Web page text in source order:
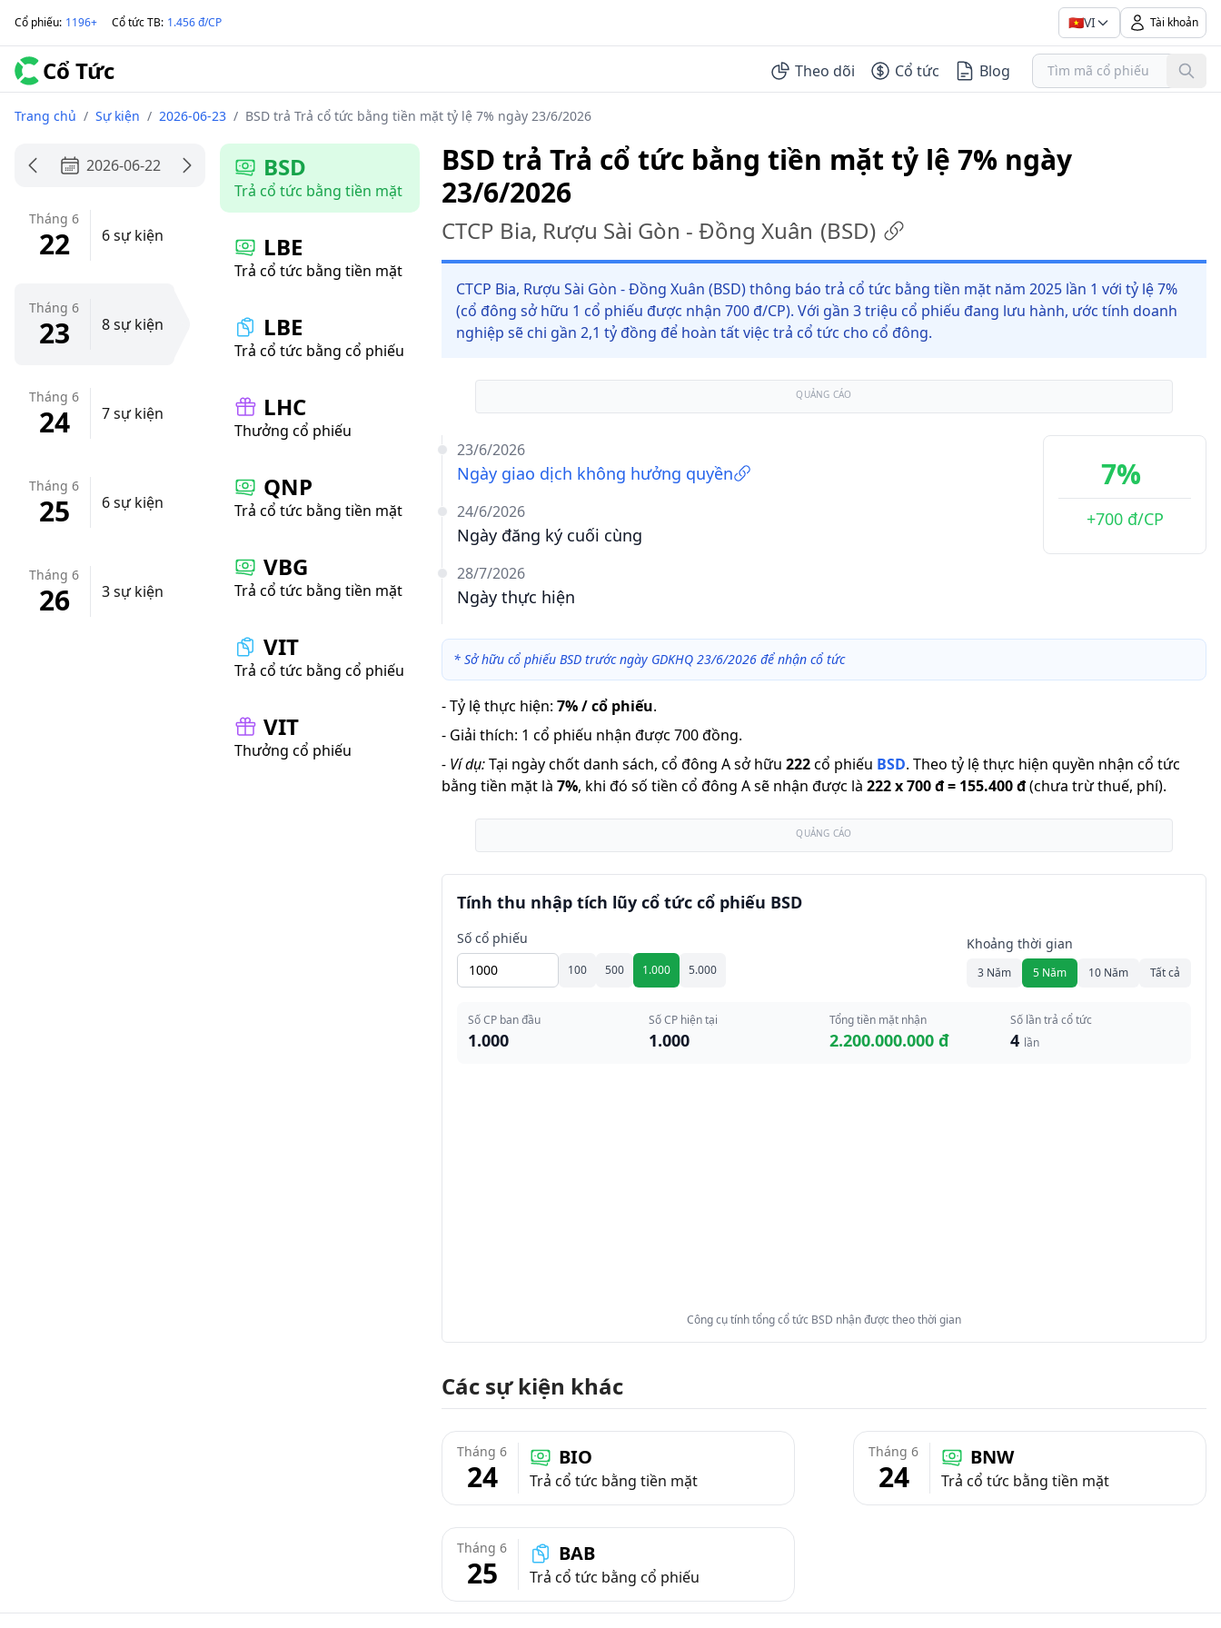
Cổ phiếu: 1196+ Cổ tức TB: 1.456 đ/CP 🇻🇳VI Tài khoản
Cổ Tức Theo dõi Cổ tức Blog
Trang chủ / Sự kiện / 2026-06-23 / BSD trả Trả cổ tức bằng tiền mặt tỷ lệ 7% ngày 23/6/2026
2026-06-22
Tháng 6
22 6 sự kiện
Tháng 6
23 8 sự kiện
Tháng 6
24 7 sự kiện
Tháng 6
25 6 sự kiện
Tháng 6
26 3 sự kiện
BSD
Trả cổ tức bằng tiền mặt
LBE
Trả cổ tức bằng tiền mặt
LBE
Trả cổ tức bằng cổ phiếu
LHC
Thưởng cổ phiếu
QNP
Trả cổ tức bằng tiền mặt
VBG
Trả cổ tức bằng tiền mặt
VIT
Trả cổ tức bằng cổ phiếu
VIT
Thưởng cổ phiếu
BSD trả Trả cổ tức bằng tiền mặt tỷ lệ 7% ngày
23/6/2026
CTCP Bia, Rượu Sài Gòn - Đồng Xuân (BSD)
CTCP Bia, Rượu Sài Gòn - Đồng Xuân (BSD) thông báo trả cổ tức bằng tiền mặt năm 2025 lần 1 với tỷ lệ 7%
(cổ đông sở hữu 1 cổ phiếu được nhận 700 đ/CP). Với gần 3 triệu cổ phiếu đang lưu hành, ước tính doanh
nghiệp sẽ chi gần 2,1 tỷ đồng để hoàn tất việc trả cổ tức cho cổ đông.
QUẢNG CÁO
23/6/2026
Ngày giao dịch không hưởng quyền
24/6/2026
Ngày đăng ký cuối cùng
28/7/2026
Ngày thực hiện
7%
+700 đ/CP
* Sở hữu cổ phiếu BSD trước ngày GDKHQ 23/6/2026 để nhận cổ tức
-Tỷ lệ thực hiện: 7% / cổ phiếu.
- Giải thích: 1 cổ phiếu nhận được 700 đồng.
- Ví dụ:Tại ngày chốt danh sách, cổ đông A sở hữu 222cổ phiếu BSD. Theo tỷ lệ thực hiện quyền nhận cổ tức
bằng tiền mặt là 7%, khi đó số tiền cổ đông A sẽ nhận được là 222x700 đ= 155.400 đ(chưa trừ thuế, phí).
QUẢNG CÁO
Tính thu nhập tích lũy cổ tức cổ phiếu BSD
Số cổ phiếu
100 500 1.000 5.000
Khoảng thời gian
3 Năm 5 Năm 10 Năm Tất cả
Số CP ban đầu
1.000
Số CP hiện tại
1.000
Tổng tiền mặt nhận
2.200.000.000 đ
Số lần trả cổ tức
4 lần
Công cụ tính tổng cổ tức BSD nhận được theo thời gian
Các sự kiện khác
Tháng 6
24
BIO
Trả cổ tức bằng tiền mặt
Tháng 6
24
BNW
Trả cổ tức bằng tiền mặt
Tháng 6
25
BAB
Trả cổ tức bằng cổ phiếu